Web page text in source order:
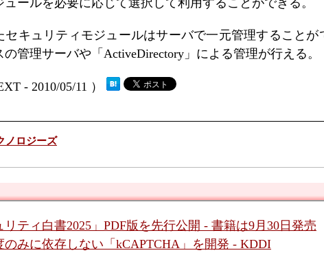
ュールを必要に応じて選択して利用することができる。
セキュリティモジュールはサーバで一元管理することが
の管理サーバや「ActiveDirectory」による管理が行える。
- 2010/05/11 ）
ノロジーズ
リティ白書2025」PDF版を先行公開 - 書籍は9月30日発売
のみに依存しない「kCAPTCHA」を開発 - KDDI